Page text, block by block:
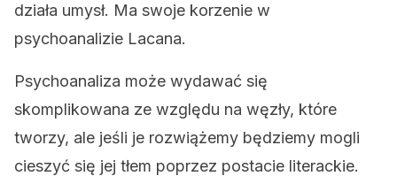
działa umysł. Ma swoje korzenie w
psychoanalizie Lacana.
Psychoanaliza może wydawać się
skomplikowana ze względu na węzły, które
tworzy, ale jeśli je rozwiążemy będziemy mogli
cieszyć się jej tłem poprzez postacie literackie.